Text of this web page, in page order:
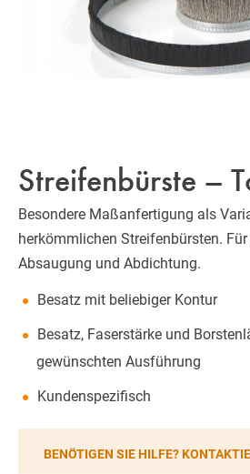
Streifenbürste –
Besondere Maßanfertigung als
herkömmlichen Streifenbürsten.
Absaugung und Abdichtung.
Besatz mit beliebiger Kontur
Besatz, Faserstärke und
gewünschten Ausführung
Kundenspezifisch
BENÖTIGEN SIE HILFE?